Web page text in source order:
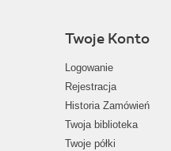
Twoje Konto
Logowanie
Rejestracja
Historia Zamówień
Twoja biblioteka
Twoje półki